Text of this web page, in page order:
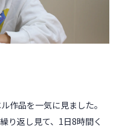
作品を一気に見ました。
り返し見て、1日8時間く